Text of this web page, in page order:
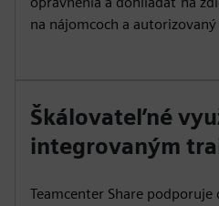
na nájomcoch a
Škálovateľné
integrovaným
Teamcenter Share